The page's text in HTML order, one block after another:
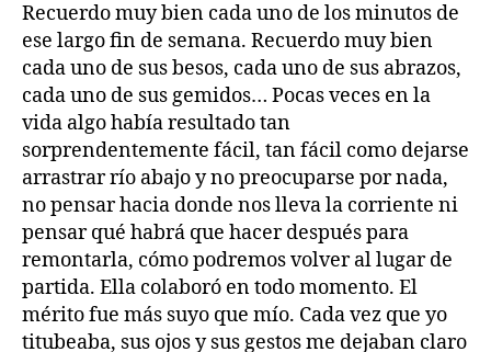
Recuerdo muy bien cada uno de los minutos de
ese largo fin de semana. Recuerdo muy bien
cada uno de sus besos, cada uno de sus abrazos,
cada uno de sus gemidos… Pocas veces en la
vida algo había resultado tan
sorprendentemente fácil, tan fácil como dejarse
arrastrar río abajo y no preocuparse por nada,
no pensar hacia donde nos lleva la corriente ni
pensar qué habrá que hacer después para
remontarla, cómo podremos volver al lugar de
partida. Ella colaboró en todo momento. El
mérito fue más suyo que mío. Cada vez que yo
titubeaba, sus ojos y sus gestos me dejaban claro